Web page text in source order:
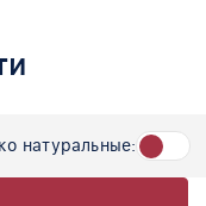
натуральные: